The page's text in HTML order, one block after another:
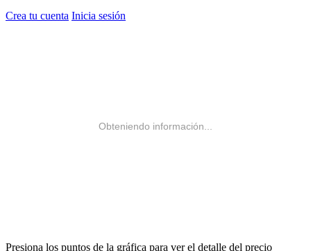
Crea tu cuenta Inicia sesión
Obteniendo información...
Presiona los puntos de la gráfica para ver el detalle del precio